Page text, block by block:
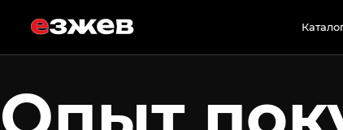
10 июня 2026 г.